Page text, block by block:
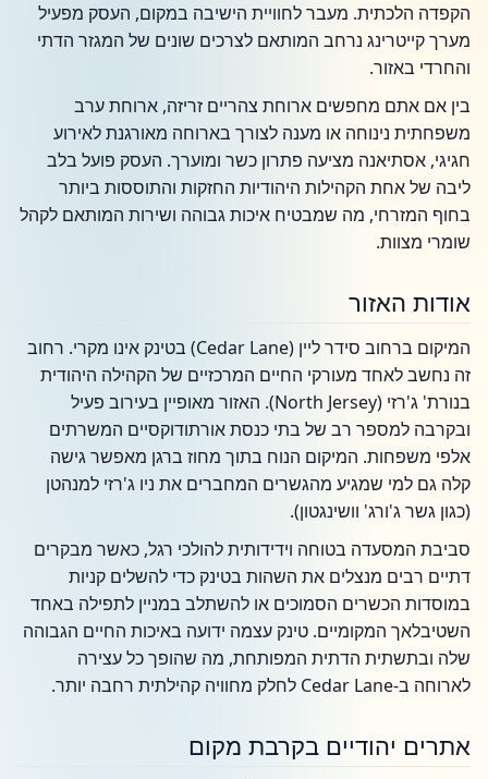
הקפדה הלכתית. מעבר לחוויית הישיבה במקום, העסק מפעיל
מערך קייטרינג נרחב המותאם לצרכים שונים של המגזר הדתי
והחרדי באזור.
בין אם אתם מחפשים ארוחת צהריים זריזה, ארוחת ערב
משפחתית נינוחה או מענה לצורך בארוחה מאורגנת לאירוע
חגיגי, אסתיאנה מציעה פתרון כשר ומוערך. העסק פועל בלב
ליבה של אחת הקהילות היהודיות החזקות והתוססות ביותר
בחוף המזרחי, מה שמבטיח איכות גבוהה ושירות המותאם לקהל
שומרי מצוות.
אודות האזור
המיקום ברחוב סידר ליין (Cedar Lane) בטינק אינו מקרי. רחוב
זה נחשב לאחד מעורקי החיים המרכזיים של הקהילה היהודית
בנורת' ג'רזי (North Jersey). האזור מאופיין בעירוב פעיל
ובקרבה למספר רב של בתי כנסת אורתודוקסיים המשרתים
אלפי משפחות. המיקום הנוח בתוך מחוז ברגן מאפשר גישה
קלה גם למי שמגיע מהגשרים המחברים את ניו ג'רזי למנהטן
(כגון גשר ג'ורג' וושינגטון).
סביבת המסעדה בטוחה וידידותית להולכי רגל, כאשר מבקרים
דתיים רבים מנצלים את השהות בטינק כדי להשלים קניות
במוסדות הכשרים הסמוכים או להשתלב במניין לתפילה באחד
השטיבלאך המקומיים. טינק עצמה ידועה באיכות החיים הגבוהה
שלה ובתשתית הדתית המפותחת, מה שהופך כל עצירה
לארוחה ב-Cedar Lane לחלק מחוויה קהילתית רחבה יותר.
אתרים יהודיים בקרבת מקום